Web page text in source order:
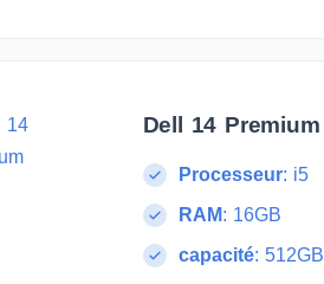
Dell 14 Premium
Processeur: i5
RAM: 16GB
capacité: 512GB